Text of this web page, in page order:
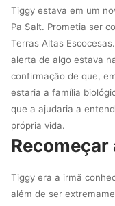
Tiggy estava em um
Pa Salt. Prometia ser
Terras Altas
alerta de algo estava
confirmação de que,
estaria a família
que a ajudaria a
própria vida.
Recomeçar
Tiggy era a irmã
além de ser